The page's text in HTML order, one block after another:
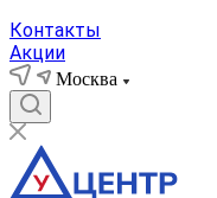
Контакты
Акции
Москва